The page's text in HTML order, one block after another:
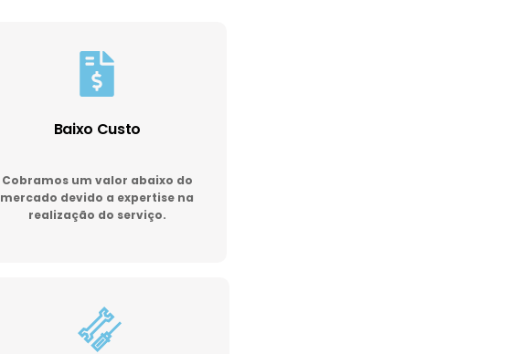
Baixo Custo
Cobramos um valor abaixo do
mercado devido a expertise na
realização do serviço.